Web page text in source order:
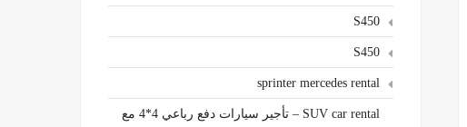
S450
S450
sprinter mercedes rental
SUV car rental – تأجير سيارات دفع رباعي 4*4 مع